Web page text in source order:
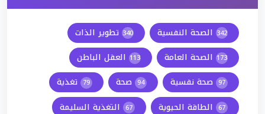
342 الصحة النفسية 340 تطوير الذات
173 الصحة العامة 113 العقل الباطن
97 صحة نفسية 94 صحة 79 تغذية
67 الطاقة الحيوية 67 التغذية السليمة